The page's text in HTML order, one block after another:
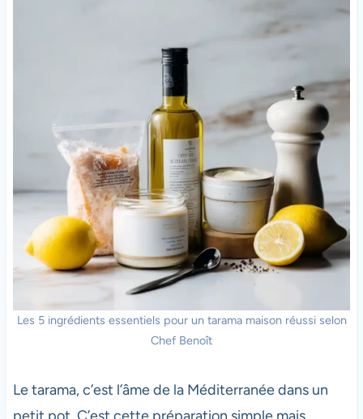
Les 5 ingrédients essentiels pour un tarama maison réussi selon
Chef Benoît
Le tarama, c’est l’âme de la Méditerranée dans un